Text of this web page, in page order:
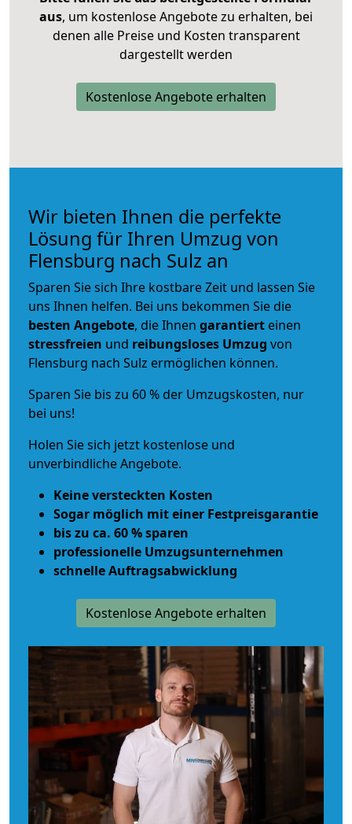
aus, um kostenlose Angebote zu erhalten, bei
denen alle Preise und Kosten transparent
dargestellt werden
Kostenlose Angebote erhalten
Wir bieten Ihnen die perfekte
Lösung für Ihren Umzug von
Flensburg nach Sulz an
Sparen Sie sich Ihre kostbare Zeit und lassen Sie
uns Ihnen helfen. Bei uns bekommen Sie die
besten Angebote, die Ihnen garantiert einen
stressfreien und reibungsloses Umzug von
Flensburg nach Sulz ermöglichen können.
Sparen Sie bis zu 60 % der Umzugskosten, nur
bei uns!
Holen Sie sich jetzt kostenlose und
unverbindliche Angebote.
Keine versteckten Kosten
Sogar möglich mit einer Festpreisgarantie
bis zu ca. 60 % sparen
professionelle Umzugsunternehmen
schnelle Auftragsabwicklung
Kostenlose Angebote erhalten